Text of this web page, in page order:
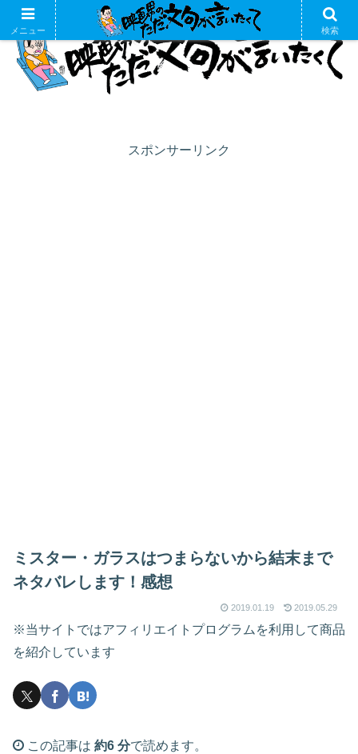
スポンサーリンク
ミスター・ガラスはつまらないから結末まで
ネタバレします！感想
2019.01.19 2019.05.29
※当サイトではアフィリエイトプログラムを利用して商品
を紹介しています
この記事は 約6 分で読めます。
メニュー 検索